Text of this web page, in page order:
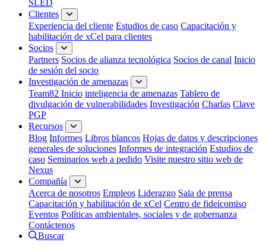
SLED
Clientes
Experiencia del cliente Estudios de caso Capacitación y
habilitación de xCel para clientes
Socios
Partners Socios de alianza tecnológica Socios de canal Inicio
de sesión del socio
Investigación de amenazas
Team82 Inicio inteligencia de amenazas Tablero de
divulgación de vulnerabilidades Investigación Charlas Clave
PGP
Recursos
Blog Informes Libros blancos Hojas de datos y descripciones
generales de soluciones Informes de integración Estudios de
caso Seminarios web a pedido Visite nuestro sitio web de
Nexus
Compañía
Acerca de nosotros Empleos Liderazgo Sala de prensa
Capacitación y habilitación de xCel Centro de fideicomiso
Eventos Políticas ambientales, sociales y de gobernanza
Contáctenos
Buscar